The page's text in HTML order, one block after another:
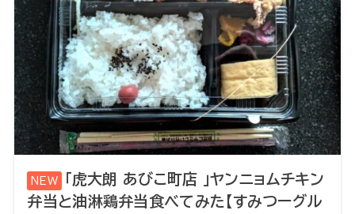
「虎大朗 あびこ町店 」ヤンニョムチキン
弁当と油淋鶏弁当食べてみた【すみつーグル